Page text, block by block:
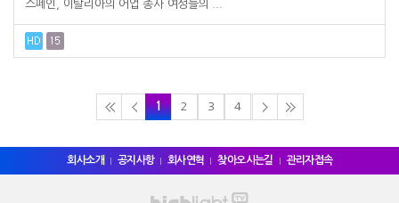
스페인, 이탈리아의 어업 종사 여성들의 ...
1 2 3 4
회사소개 공지사항 회사연혁 찾아오시는길 관리자접속